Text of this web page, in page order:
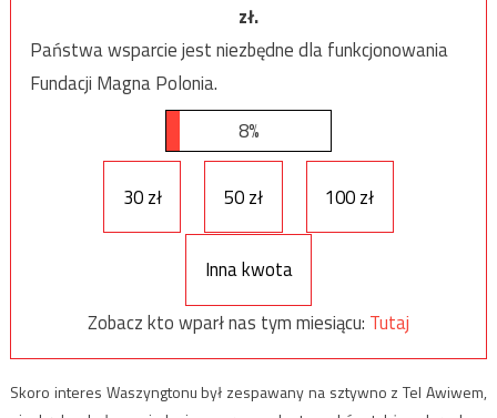
zł.
Państwa wsparcie jest niezbędne dla funkcjonowania
Fundacji Magna Polonia.
8%
30 zł 50 zł 100 zł
Inna kwota
Zobacz kto wparł nas tym miesiącu: Tutaj
Skoro interes Waszyngtonu był zespawany na sztywno z Tel Awiwem,